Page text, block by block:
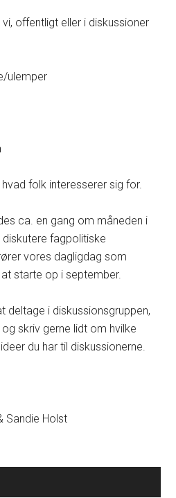
offentligt eller i diskussioner
ulemper
folk interesserer sig for.
ca. en gang om måneden i
fagpolitiske
vores dagligdag som
starte op i september.
deltage i diskussionsgruppen,
skriv gerne lidt om hvilke
du har til diskussionerne.
Sandie Holst